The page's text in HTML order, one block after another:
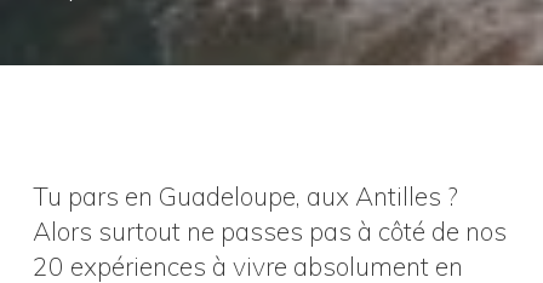
Tu pars en Guadeloupe, aux Antilles ?
Alors surtout ne passes pas à côté de nos
20 expériences à vivre absolument en